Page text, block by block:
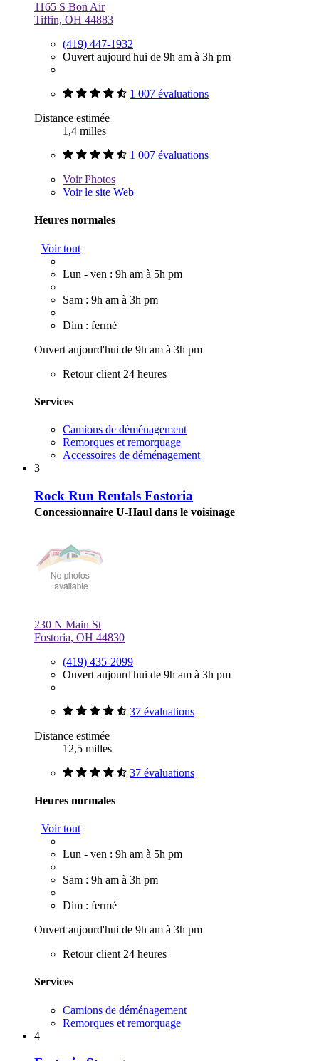
1165 S Bon Air
Tiffin, OH 44883
(419) 447-1932
Ouvert aujourd'hui de 9h am à 3h pm
1 007 évaluations
Distance estimée
1,4 milles
1 007 évaluations
VoirPhotos
Voir le site Web
Heures normales
Voir tout
Lun - ven : 9h am à 5h pm
Sam : 9h am à 3h pm
Dim : fermé
Ouvert aujourd'hui de 9h am à 3h pm
Retour client 24 heures
Services
Camions de déménagement
Remorques et remorquage
Accessoires de déménagement
3
Rock Run Rentals Fostoria
Concessionnaire U-Haul dans le voisinage
230 N Main St
Fostoria, OH 44830
(419) 435-2099
Ouvert aujourd'hui de 9h am à 3h pm
37 évaluations
Distance estimée
12,5 milles
37 évaluations
Heures normales
Voir tout
Lun - ven : 9h am à 5h pm
Sam : 9h am à 3h pm
Dim : fermé
Ouvert aujourd'hui de 9h am à 3h pm
Retour client 24 heures
Services
Camions de déménagement
Remorques et remorquage
4